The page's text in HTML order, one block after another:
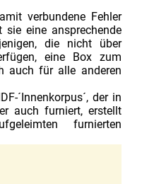
verbundene Fehler
die nicht über
eine Box zum
auch für alle anderen
´Innenkorpus´, der in
auch furniert, erstellt
furnierten